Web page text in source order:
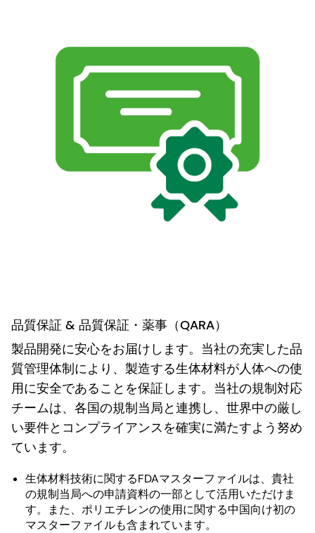
品質保証 & 品質保証・薬事（QARA）
製品開発に安心をお届けします。当社の充実した品
質管理体制により、製造する生体材料が人体への使
用に安全であることを保証します。当社の規制対応
チームは、各国の規制当局と連携し、世界中の厳し
い要件とコンプライアンスを確実に満たすよう努め
ています。
生体材料技術に関するFDAマスターファイルは、貴社
の規制当局への申請資料の一部として活用いただけま
す。また、ポリエチレンの使用に関する中国向け初の
マスターファイルも含まれています。